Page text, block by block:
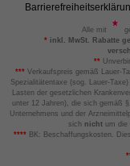
Alle mit
*inkl. MwSt. Rabatte
**
*** Verkaufspreis gemäß Lauer-
Spezialitätentaxe (sog. Lauer-
Lasten der gesetzlichen
unter 12 Jahren), die sich gemäß
Unternehmens und der
sich nicht um
****BK: Beschaffungskosten.